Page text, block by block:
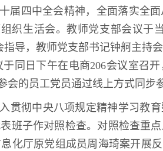
届四中全会精神，全面落实全
织生活会。教师党支部会议于
导，教师党支部书记钟舸主持
同日下午在电商206会议室召
的员工党员通过线上方式同步
贯彻中央八项规定精神学习教
班子作对照检查。对照检查重
化厅原党组成员周海琦案开展反